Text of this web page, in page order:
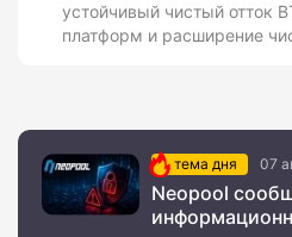
устойчивый чистый отток
платформ и расширение
тема дня 07
Neopool